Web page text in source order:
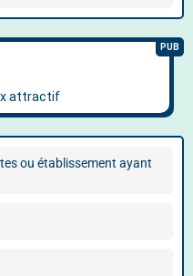
ou établissement ayant